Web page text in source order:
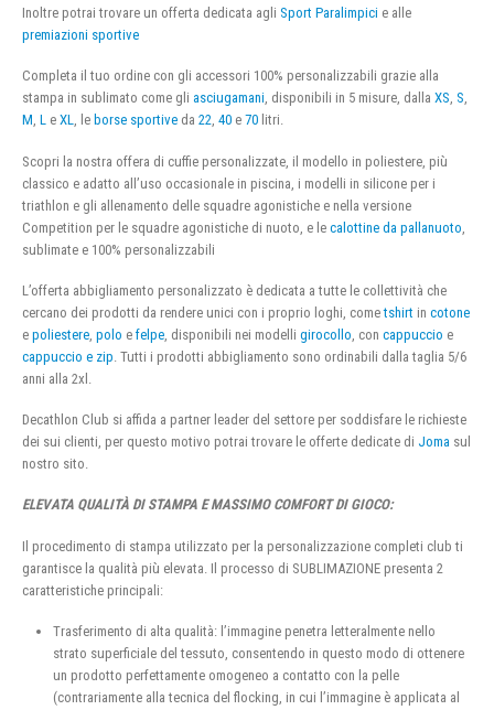
Inoltre potrai trovare un offerta dedicata agli Sport Paralimpici e alle
premiazioni sportive
Completa il tuo ordine con gli accessori 100% personalizzabili grazie alla
stampa in sublimato come gli asciugamani, disponibili in 5 misure, dalla XS, S,
M, L e XL, le borse sportive da 22, 40 e 70 litri.
Scopri la nostra offera di cuffie personalizzate, il modello in poliestere, più
classico e adatto all’uso occasionale in piscina, i modelli in silicone per i
triathlon e gli allenamento delle squadre agonistiche e nella versione
Competition per le squadre agonistiche di nuoto, e le calottine da pallanuoto
sublimate e 100% personalizzabili
L’offerta abbigliamento personalizzato è dedicata a tutte le collettività che
cercano dei prodotti da rendere unici con i proprio loghi, cometshirt in cotone
e poliestere polo e felpe , disponibili nei modelli girocollo , con cappuccio e
cappuccio e zip . Tutti i prodotti abbigliamento sono ordinabili dalla taglia 5/6
anni alla 2xl.
Decathlon Club si affida a partner leader del settore per soddisfare le richieste
dei sui clienti, per questo motivo potrai trovare le offerte dedicate di Joma sul
nostro sito.
ELEVATA QUALITÀ DI STAMPA E MASSIMO COMFORT DI GIOCO:
Il procedimento di stampa utilizzato per la personalizzazione completi club ti
garantisce la qualità più elevata. Il processo di SUBLIMAZIONE presenta 2
caratteristiche principali:
Trasferimento di alta qualità: l’immagine penetra letteralmente nello
strato superficiale del tessuto, consentendo in questo modo di ottenere
un prodotto perfettamente omogeneo a contatto con la pelle
(contrariamente alla tecnica del flocking, in cui l’immagine è applicata al